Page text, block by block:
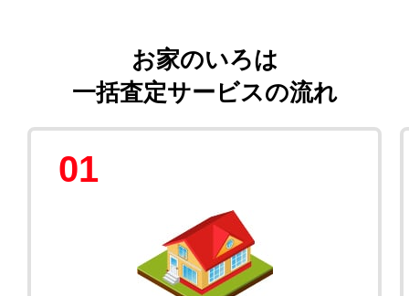
お家のいろは
一括査定サービスの流れ
01